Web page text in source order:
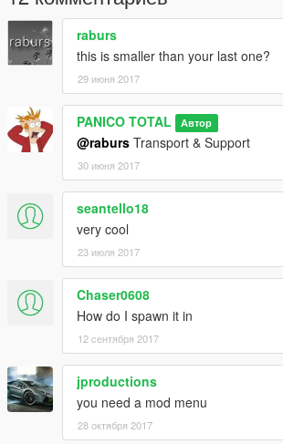
raburs
this is smaller than your last one?
29 июня 2017
PANICO TOTAL Автор
@raburs Transport & Support
30 июня 2017
seantello18
very cool
23 июля 2017
Chaser0608
How do I spawn it in
12 сентября 2017
jproductions
you need a mod menu
28 октября 2017